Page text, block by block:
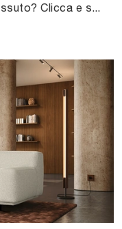
Cerchi salotti e divani Calia in tessuto? Clicca e scopri di più sul modello Elisir per spazi moderni.